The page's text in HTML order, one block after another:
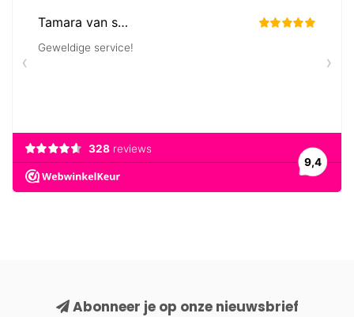
Abonneer je op onze nieuwsbrief